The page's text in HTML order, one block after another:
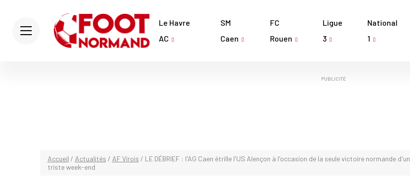
Le Havre
AC
SM
Caen
FC
Rouen
Ligue
3
National
1
PUBLICITÉ
Accueil / Actualités / AF Virois / LE DÉBRIEF : l'AG Caen étrille l'US Alençon à l'occasion de la seule victoire normande d'un
triste week-end